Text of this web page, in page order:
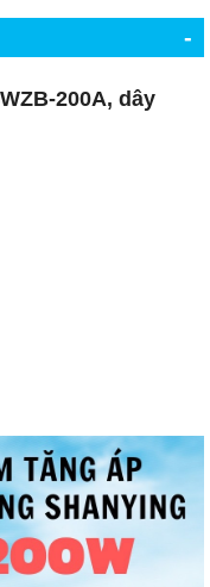
-
200A, dây